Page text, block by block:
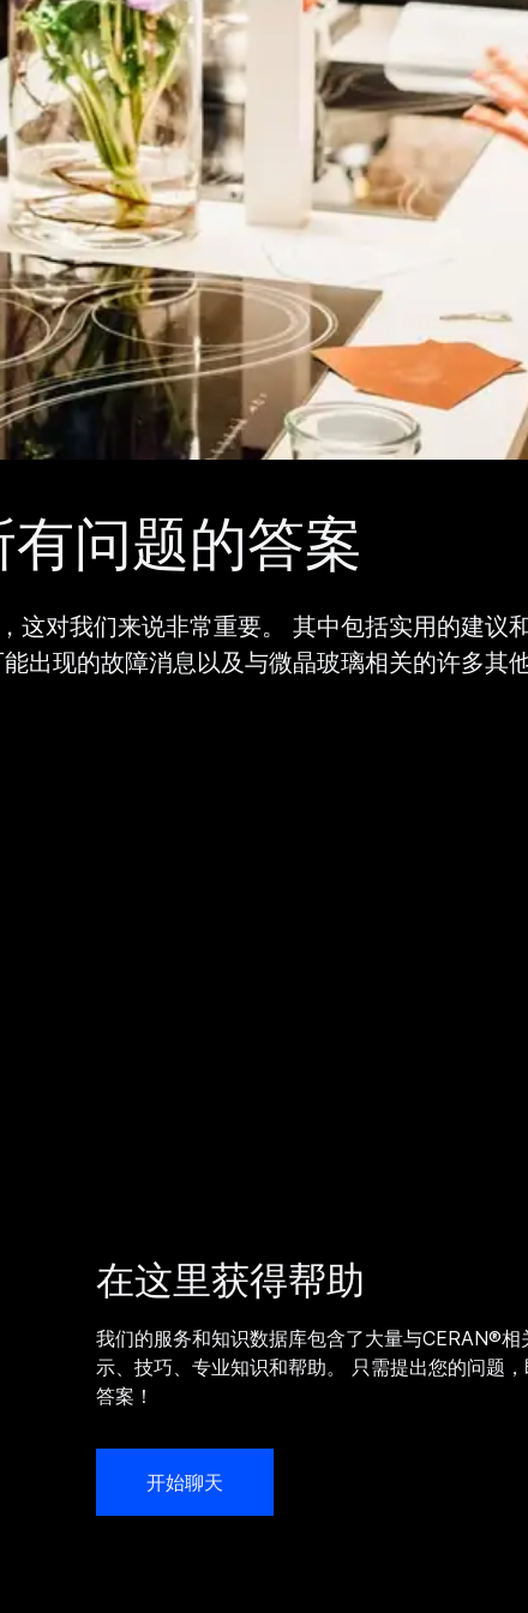
问题的答案
对我们来说非常重要。 其中包括实用的建议
出现的故障消息以及与微晶玻璃相关的许多其他
在这里获得帮助
我们的服务和知识数据库包含了大量与CERAN®相
示、技巧、专业知识和帮助。 只需提出您的问题
答案！
开始聊天